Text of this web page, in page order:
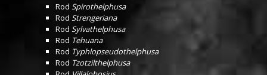
Rod Spirothelphusa
Rod Strengeriana
Rod Sylvathelphusa
Rod Tehuana
Rod Typhlopseudothelphusa
Rod Tzotzilthelphusa